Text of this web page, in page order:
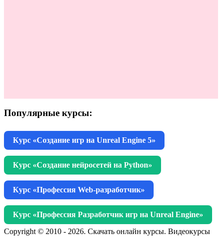
Популярные курсы:
Курс «Создание игр на Unreal Engine 5»
Курс «Создание нейросетей на Python»
Курс «Профессия Web-разработчик»
Курс «Профессия Разработчик игр на Unreal Engine»
Copyright © 2010 - 2026. Скачать онлайн курсы. Видеокурсы